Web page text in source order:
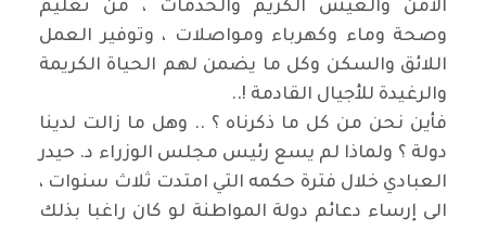
الأمن والعيش الكريم والخدمات ، من تعليم
وصحة وماء وكهرباء ومواصلات ، وتوفير العمل
اللائق والسكن وكل ما يضمن لهم الحياة الكريمة
والرغيدة للأجيال القادمة !..
فأين نحن من كل ما ذكرناه ؟ .. وهل ما زالت لدينا
دولة ؟ ولماذا لم يسع رئيس مجلس الوزراء د. حيدر
العبادي خلال فترة حكمه التي امتدت ثلاث سنوات ،
الى إرساء دعائم دولة المواطنة لو كان راغبا بذلك